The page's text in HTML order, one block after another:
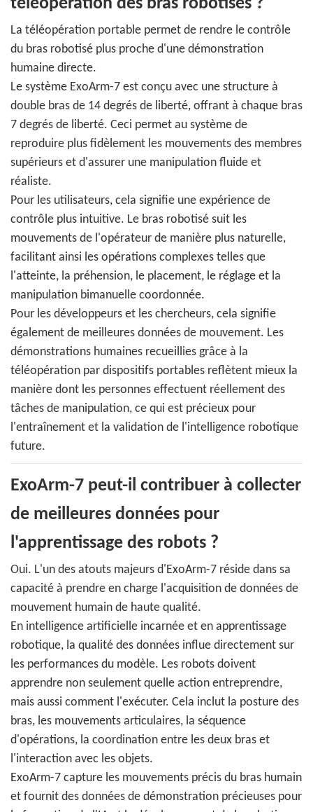
téléopération des bras robotisés ?
La téléopération portable permet de rendre le contrôle
du bras robotisé plus proche d'une démonstration
humaine directe.
Le système ExoArm-7 est conçu avec une structure à
double bras de 14 degrés de liberté, offrant à chaque bras
7 degrés de liberté. Ceci permet au système de
reproduire plus fidèlement les mouvements des membres
supérieurs et d'assurer une manipulation fluide et
réaliste.
Pour les utilisateurs, cela signifie une expérience de
contrôle plus intuitive. Le bras robotisé suit les
mouvements de l'opérateur de manière plus naturelle,
facilitant ainsi les opérations complexes telles que
l'atteinte, la préhension, le placement, le réglage et la
manipulation bimanuelle coordonnée.
Pour les développeurs et les chercheurs, cela signifie
également de meilleures données de mouvement. Les
démonstrations humaines recueillies grâce à la
téléopération par dispositifs portables reflètent mieux la
manière dont les personnes effectuent réellement des
tâches de manipulation, ce qui est précieux pour
l'entraînement et la validation de l'intelligence robotique
future.
ExoArm-7 peut-il contribuer à collecter
de meilleures données pour
l'apprentissage des robots ?
Oui. L'un des atouts majeurs d'ExoArm-7 réside dans sa
capacité à prendre en charge l'acquisition de données de
mouvement humain de haute qualité.
En intelligence artificielle incarnée et en apprentissage
robotique, la qualité des données influe directement sur
les performances du modèle. Les robots doivent
apprendre non seulement quelle action entreprendre,
mais aussi comment l'exécuter. Cela inclut la posture des
bras, les mouvements articulaires, la séquence
d'opérations, la coordination entre les deux bras et
l'interaction avec les objets.
ExoArm-7 capture les mouvements précis du bras humain
et fournit des données de démonstration précieuses pour